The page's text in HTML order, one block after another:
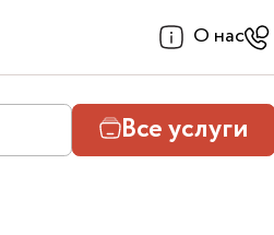
О нас
Все услуги